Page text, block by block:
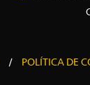
/ POLÍTICA DE